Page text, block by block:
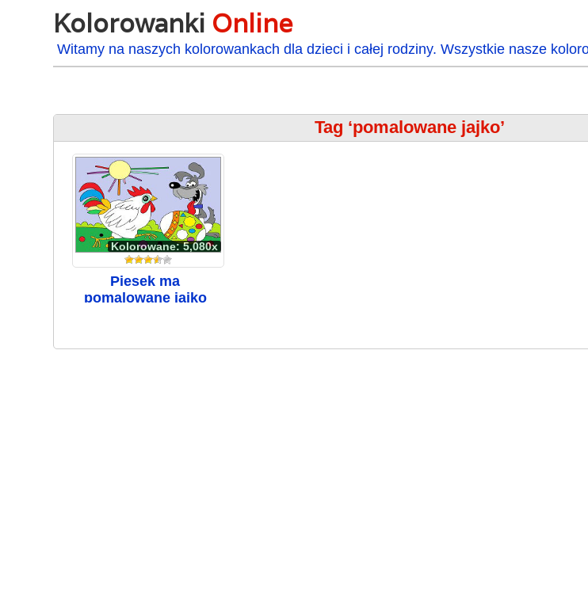
Kolorowanki Online
Witamy na naszych kolorowankach dla dzieci i całej rodziny. Wszystkie nasze
Tag ‘pomalowane jajko’
Kolorowane: 5,080x
Piesek ma
pomalowane jajko